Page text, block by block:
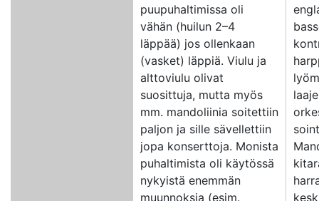
puupuhaltimissa oli
vähän (huilun 2–4
läppää) jos ollenkaan
(vasket) läppiä. Viulu ja
alttoviulu olivat
suosittuja, mutta myös
mm. mandoliinia soitettiin
paljon ja sille sävellettiin
jopa konserttoja. Monista
puhaltimista oli käytössä
nykyistä enemmän
muunnoksia (esim.